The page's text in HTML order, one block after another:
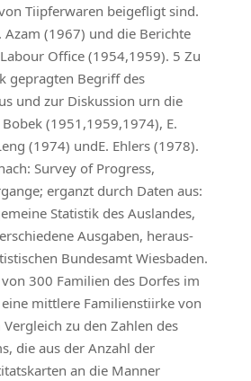
Tiipferwaren beigefligt sind.
(1967) und die Berichte
Office (1954,1959). 5 Zu
gepragten Begriff des
und zur Diskussion urn die
Bobek (1951,1959,1974), E.
(1974) undE. Ehlers (1978).
Survey of Progress,
erganzt durch Daten aus:
Statistik des Auslandes,
Ausgaben, heraus­
Bundesamt Wiesbaden.
300 Familien des Dorfes im
mittlere Familienstiirke von
zu den Zahlen des
die aus der Anzahl der
an die Manner